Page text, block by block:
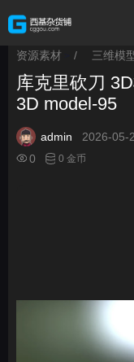
资源素材 / 三维模
库克里砍刀
3D model-95
admin
2026-05-
0
0 金币